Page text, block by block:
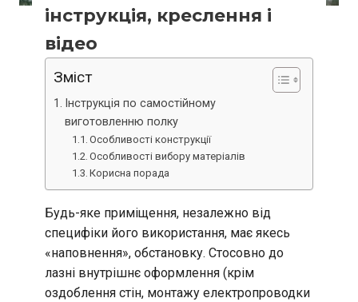
інструкція, креслення і
відео
Зміст
Інструкція по самостійному
виготовленню полку
Особливості конструкції
Особливості вибору матеріалів
Корисна порада
Будь-яке приміщення, незалежно від
специфіки його використання, має якесь
«наповнення», обстановку. Стосовно до
лазні внутрішнє оформлення (крім
оздоблення стін, монтажу електропроводки